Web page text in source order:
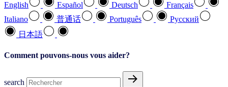
English Español Deutsch
Français
Italiano
普通话 Português
Pусский
日本語
Comment pouvons-nous vous aider?
search